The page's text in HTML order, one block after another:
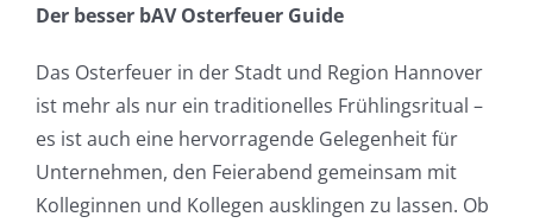
Der besser bAV Osterfeuer Guide
Das Osterfeuer in der Stadt und Region Hannover
ist mehr als nur ein traditionelles Frühlingsritual –
es ist auch eine hervorragende Gelegenheit für
Unternehmen, den Feierabend gemeinsam mit
Kolleginnen und Kollegen ausklingen zu lassen. Ob